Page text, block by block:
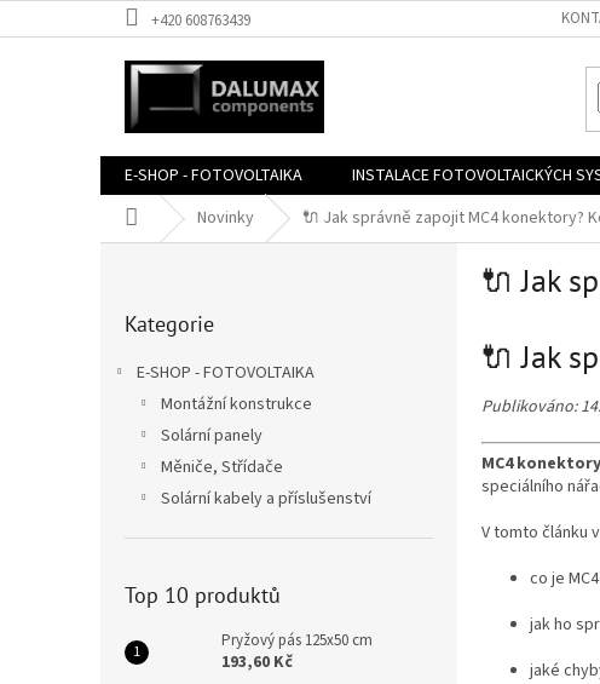
na
+420 608763439
E-SHOP - FOTOVOLTAIKA INSTALACE FOTOVOLTAICKÝCH
Domů Novinky 🔌 Jak správně zapojit MC4 konektory?
kategorie
Kategorie
E-SHOP - FOTOVOLTAIKA
Montážní konstrukce
Solární panely
Měniče, Střídače
Solární kabely a příslušenství
Top 10 produktů
Pryžový pás 125x50 cm
193,60 Kč
🔌 Jak
🔌 Jak
Publikováno:
MC4 konektory
speciálního
V tomto článku
co je
jak ho
jaké